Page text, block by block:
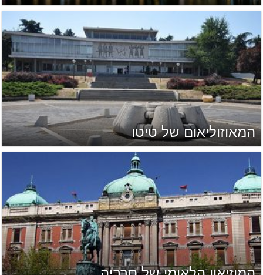
המאוזוליאום של טיטו